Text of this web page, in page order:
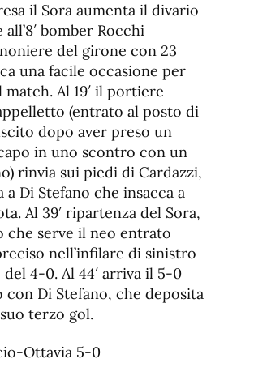
il Sora aumenta il divario
bomber Rocchi
del girone con 23
una facile occasione per
Al 19′ il portiere
(entrato al posto di
dopo aver preso un
in uno scontro con un
rinvia sui piedi di Cardazzi,
a Di Stefano che insacca a
Al 39′ ripartenza del Sora,
che serve il neo entrato
nell’infilare di sinistro
4-0. Al 44′ arriva il 5-0
Di Stefano, che deposita
terzo gol.
Ottavia 5-0